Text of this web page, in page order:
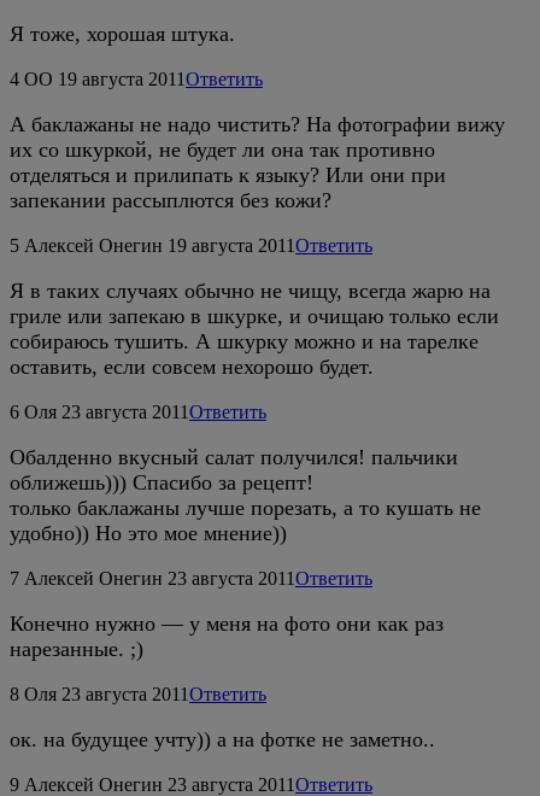
Я тоже, хорошая штука.
4 ОО 19 августа 2011Ответить
А баклажаны не надо чистить? На фотографии вижу
их со шкуркой, не будет ли она так противно
отделяться и прилипать к языку? Или они при
запекании рассыплются без кожи?
5 Алексей Онегин 19 августа 2011Ответить
Я в таких случаях обычно не чищу, всегда жарю на
гриле или запекаю в шкурке, и очищаю только если
собираюсь тушить. А шкурку можно и на тарелке
оставить, если совсем нехорошо будет.
6 Оля 23 августа 2011Ответить
Обалденно вкусный салат получился! пальчики
оближешь))) Спасибо за рецепт!
только баклажаны лучше порезать, а то кушать не
удобно)) Но это мое мнение))
7 Алексей Онегин 23 августа 2011Ответить
Конечно нужно — у меня на фото они как раз
нарезанные. ;)
8 Оля 23 августа 2011Ответить
ок. на будущее учту)) а на фотке не заметно..
9 Алексей Онегин 23 августа 2011Ответить